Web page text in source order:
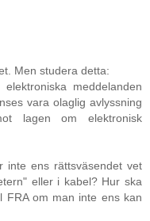
Men studera detta:
meddelanden
vara olaglig avlyssning
lagen om elektronisk
inte ens rättsväsendet vet
eller i kabel? Hur ska
FRA om man inte ens kan